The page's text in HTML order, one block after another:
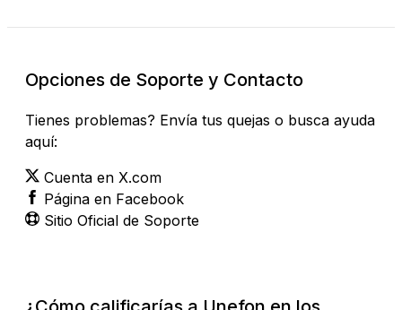
Opciones de Soporte y Contacto
Tienes problemas? Envía tus quejas o busca ayuda
aquí:
Cuenta en X.com
Página en Facebook
Sitio Oficial de Soporte